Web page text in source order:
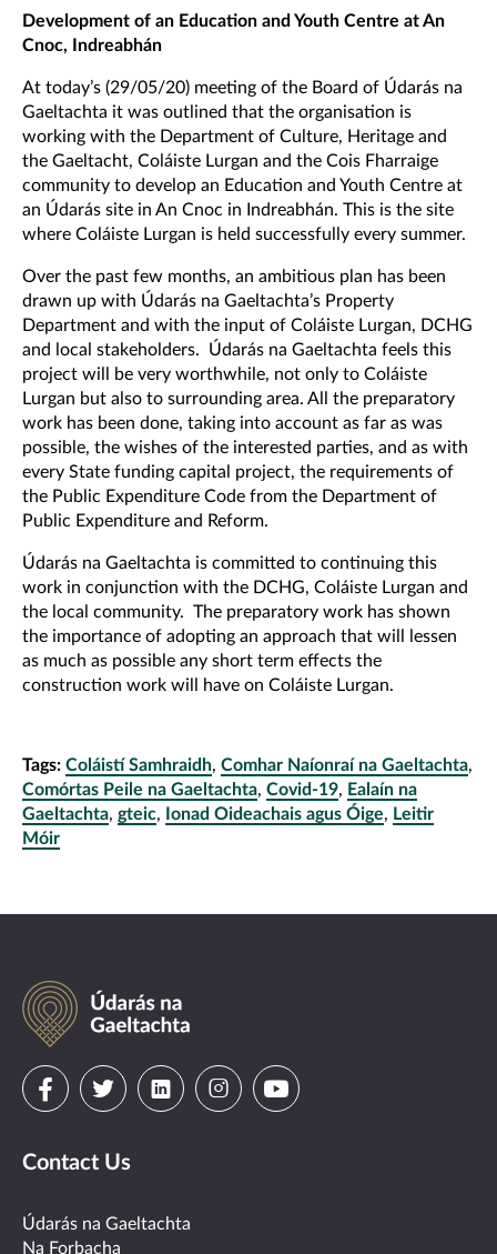
Development of an Education and Youth Centre at An
Cnoc, Indreabhán
At today’s (29/05/20) meeting of the Board of Údarás na
Gaeltachta it was outlined that the organisation is
working with the Department of Culture, Heritage and
the Gaeltacht, Coláiste Lurgan and the Cois Fharraige
community to develop an Education and Youth Centre at
an Údarás site in An Cnoc in Indreabhán. This is the site
where Coláiste Lurgan is held successfully every summer.
Over the past few months, an ambitious plan has been
drawn up with Údarás na Gaeltachta’s Property
Department and with the input of Coláiste Lurgan, DCHG
and local stakeholders. Údarás na Gaeltachta feels this
project will be very worthwhile, not only to Coláiste
Lurgan but also to surrounding area. All the preparatory
work has been done, taking into account as far as was
possible, the wishes of the interested parties, and as with
every State funding capital project, the requirements of
the Public Expenditure Code from the Department of
Public Expenditure and Reform.
Údarás na Gaeltachta is committed to continuing this
work in conjunction with the DCHG, Coláiste Lurgan and
the local community. The preparatory work has shown
the importance of adopting an approach that will lessen
as much as possible any short term effects the
construction work will have on Coláiste Lurgan.
Tags: Coláistí Samhraidh, Comhar Naíonraí na Gaeltachta,
Comórtas Peile na Gaeltachta, Covid-19, Ealaín na
Gaeltachta, gteic, Ionad Oideachais agus Óige, Leitir
Móir
Údarás
na
Gaeltachta
Visit
on
facebook
Visit
on
twitter
Visit
linkedin
VisitVisit
Contact Us
Údarás na Gaeltachta
Na Forbacha